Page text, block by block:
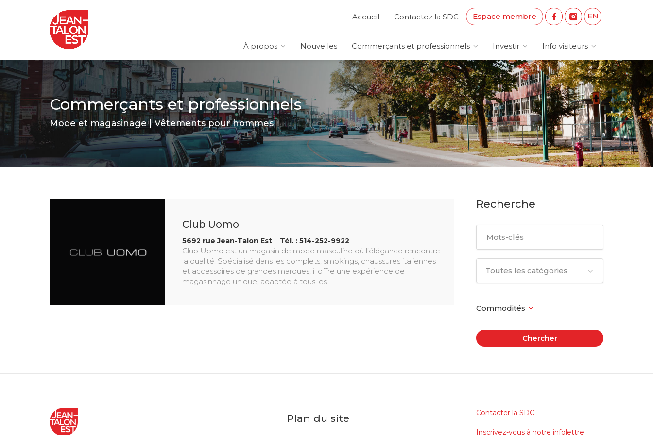
Espace membre EN
Accueil Contactez la SDC
À propos Nouvelles Commerçants et professionnels Investir Info visiteurs
Commerçants et professionnels
Mode et magasinage | Vêtements pour hommes
Club Uomo
5692 rue Jean-Talon Est Tél. : 514-252-9922
Club Uomo est un magasin de mode masculine où l’élégance rencontre
la qualité. Spécialisé dans les complets, smokings, chaussures italiennes
et accessoires de grandes marques, il offre une expérience de
magasinnage unique, adaptée à tous les [...]
Recherche
Toutes les catégories
Chercher
Plan du site Contacter la SDC
Inscrivez-vous à notre infolettre